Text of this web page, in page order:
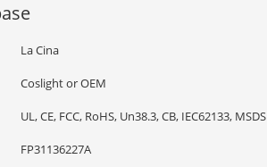
La Cina
Coslight or OEM
UL, CE, FCC, RoHS, Un38.3, CB, IEC62133, MSDS
FP31136227A